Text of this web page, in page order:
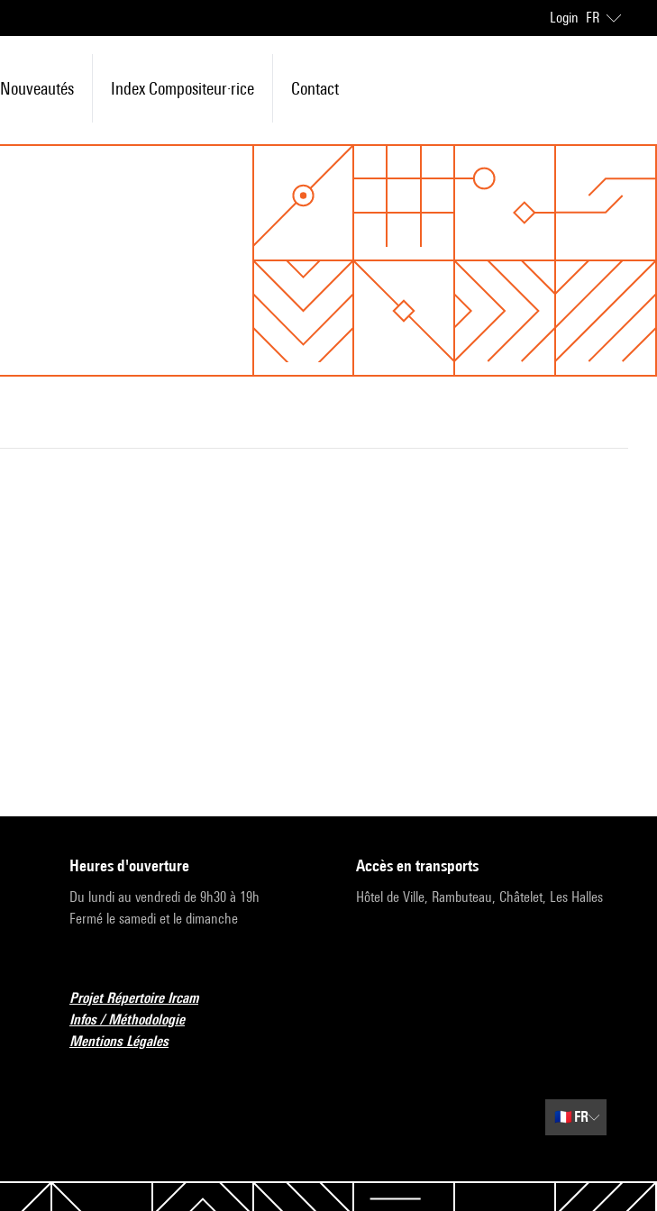
Login FR
Nouveautés Index Compositeur·rice Contact
heures d'ouverture
Du lundi au vendredi de 9h30 à 19h
Fermé le samedi et le dimanche
accès en transports
Hôtel de Ville, Rambuteau, Châtelet, Les Halles
Projet Répertoire Ircam
Infos / Méthodologie
Mentions Légales
🇫🇷 FR